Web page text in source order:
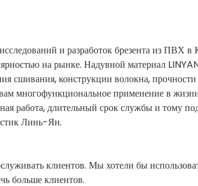
и разработок брезента из ПВХ в
на рынке. Надувной материал
сшивания, конструкции волокна,
многофункциональное применение в
работа, длительный срок службы и тому
Линь-Ян.
клиентов. Мы хотели бы
больше клиентов.